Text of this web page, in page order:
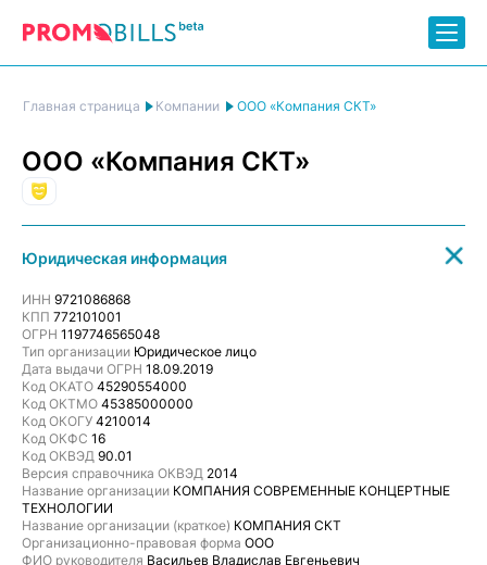
Главная страница Компании ООО «Компания СКТ»
ООО «Компания СКТ»
Юридическая информация
ИНН 9721086868
КПП 772101001
ОГРН 1197746565048
Тип организации Юридическое лицо
Дата выдачи ОГРН 18.09.2019
Код ОКАТО 45290554000
Код ОКТМО 45385000000
Код ОКОГУ 4210014
Код ОКФС 16
Код ОКВЭД 90.01
Версия справочника ОКВЭД 2014
Название организации КОМПАНИЯ СОВРЕМЕННЫЕ КОНЦЕРТНЫЕ
ТЕХНОЛОГИИ
Название организации (краткое) КОМПАНИЯ СКТ
Организационно-правовая форма ООО
ФИО руководителя Васильев Владислав Евгеньевич